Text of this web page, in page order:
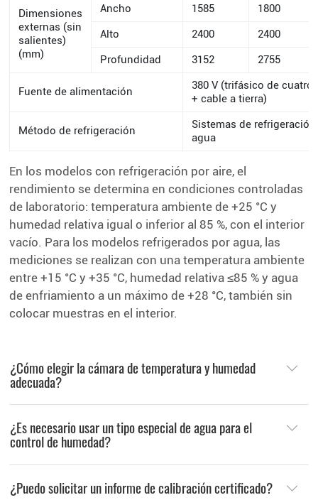
Dimensiones
externas (sin
salientes)
(mm)
Ancho 1585
1800
Alto
2400
2400
Profundidad
3152 2755
Fuente de alimentación
380 V (trifásico de
+ cable a tierra)
Método de refrigeración
Sistemas de
agua
En los modelos con refrigeración por aire, el
rendimiento se determina en condiciones controladas
de laboratorio: temperatura ambiente de +25 °C y
humedad relativa igual o inferior al 85 %, con el interior
vacío. Para los modelos refrigerados por agua, las
mediciones se realizan con una temperatura ambiente
entre +15 °C y +35 °C, humedad relativa ≤85 % y agua
de enfriamiento a un máximo de +28 °C, también sin
colocar muestras en el interior.
¿Cómo elegir la cámara de temperatura y humedad
adecuada?
¿Es necesario usar un tipo especial de agua para el
control de humedad?
¿Puedo solicitar un informe de calibración certificado?